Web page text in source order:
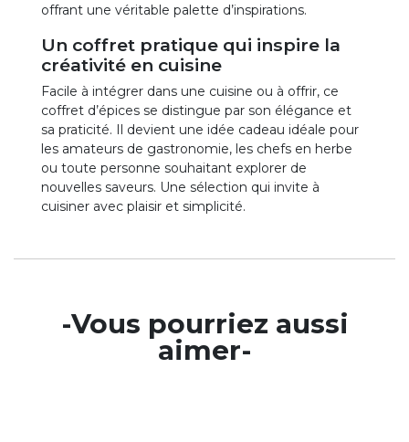
offrant une véritable palette d’inspirations.
Un coffret pratique qui inspire la
créativité en cuisine
Facile à intégrer dans une cuisine ou à offrir, ce
coffret d’épices se distingue par son élégance et
sa praticité. Il devient une idée cadeau idéale pour
les amateurs de gastronomie, les chefs en herbe
ou toute personne souhaitant explorer de
nouvelles saveurs. Une sélection qui invite à
cuisiner avec plaisir et simplicité.
-Vous pourriez aussi
aimer-